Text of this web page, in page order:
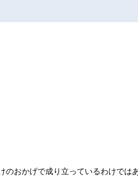
おかげで成り立っているわけでは